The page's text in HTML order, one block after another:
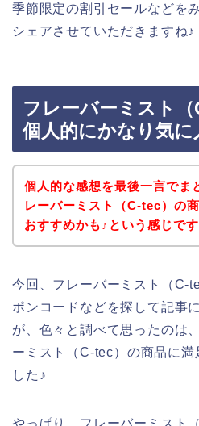
季節限定の割引セールなどを
シェアさせていただきますね♪
フレーバーミスト
個人的にかなり気
個人的な感想を最後一言でま
レーバーミスト（C-tec）の
おすすめかも♪という感じです
今回、フレーバーミスト（C-
ポンコードなどを探して記事
が、色々と調べて思ったのは
ーミスト（C-tec）の商品に
した♪
やっぱり、フレーバーミスト